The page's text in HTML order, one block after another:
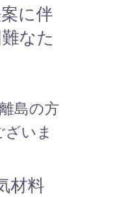
に伴
なた
島の方
いま
材料